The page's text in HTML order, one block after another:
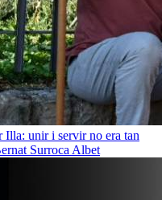
Illa: unir i servir no era tan
Surroca Albet